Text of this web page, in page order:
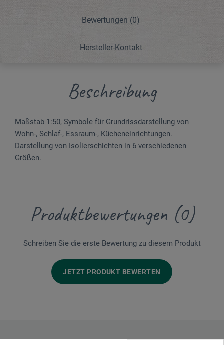
Bewertungen (0)
Hersteller-Kontakt
Beschreibung
Maßstab 1:50, Symbole für Grundriss­darstellung von
Wohn-, Schlaf-, Essraum-, Kücheneinrichtungen.
Darstellung von Iso­lier­schichten in 6 verschiedenen
Größen.
Produktbewertungen (0)
Schreiben Sie die erste Bewertung zu diesem Produkt
JETZT PRODUKT BEWERTEN